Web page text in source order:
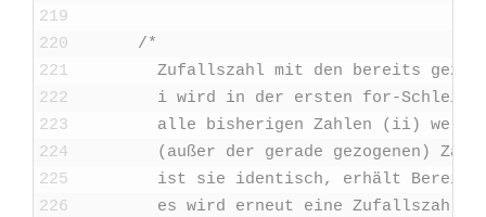
219
220
221
222
223
224
225
226
/*
Zufalls­zahl mit den bereits
i wird in der ers­ten for-Schlei­fe
alle bis­he­ri­gen Zah­len (ii) wer­den
(außer der gera­de gezo­ge­nen)
ist sie iden­tisch, erhält
es wird erneut eine Zufalls­zahl